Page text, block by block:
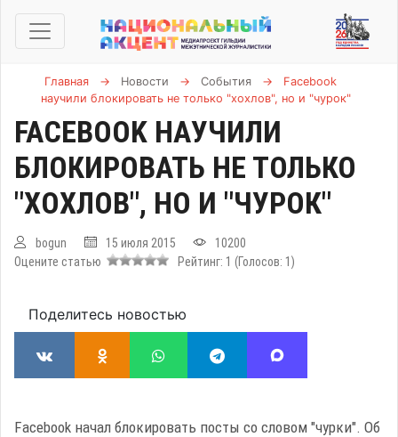
Главная → Новости → События →
Facebook
научили блокировать не только "хохлов", но и "чурок"
FACEBOOK НАУЧИЛИ
БЛОКИРОВАТЬ НЕ ТОЛЬКО
"ХОХЛОВ", НО И "ЧУРОК"
bogun 15 июля 2015
10200
Оцените статью
Рейтинг: 1 (Голосов: 1 )
Поделитесь новостью
Facebook начал блокировать посты со словом "чурки". Об